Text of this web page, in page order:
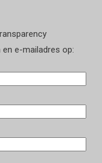
e-mailadres op: